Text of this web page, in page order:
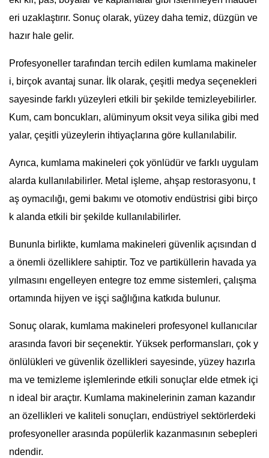
eri uzaklaştırır. Sonuç olarak, yüzey daha temiz, düzgün ve
hazır hale gelir.
Profesyoneller tarafından tercih edilen kumlama makineler
i, birçok avantaj sunar. İlk olarak, çeşitli medya seçenekleri
sayesinde farklı yüzeyleri etkili bir şekilde temizleyebilirler.
Kum, cam boncukları, alüminyum oksit veya silika gibi med
yalar, çeşitli yüzeylerin ihtiyaçlarına göre kullanılabilir.
Ayrıca, kumlama makineleri çok yönlüdür ve farklı uygulam
alarda kullanılabilirler. Metal işleme, ahşap restorasyonu, t
aş oymacılığı, gemi bakımı ve otomotiv endüstrisi gibi birço
k alanda etkili bir şekilde kullanılabilirler.
Bununla birlikte, kumlama makineleri güvenlik açısından d
a önemli özelliklere sahiptir. Toz ve partiküllerin havada ya
yılmasını engelleyen entegre toz emme sistemleri, çalışma
ortamında hijyen ve işçi sağlığına katkıda bulunur.
Sonuç olarak, kumlama makineleri profesyonel kullanıcılar
arasında favori bir seçenektir. Yüksek performansları, çok y
önlülükleri ve güvenlik özellikleri sayesinde, yüzey hazırla
ma ve temizleme işlemlerinde etkili sonuçlar elde etmek içi
n ideal bir araçtır. Kumlama makinelerinin zaman kazandır
an özellikleri ve kaliteli sonuçları, endüstriyel sektörlerdeki
profesyoneller arasında popülerlik kazanmasının sebepleri
ndendir.